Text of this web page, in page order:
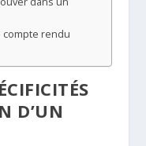
compte rendu
D’UN